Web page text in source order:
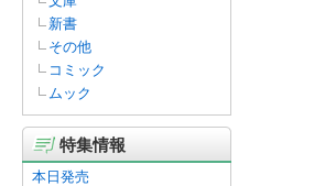
新書
その他
コミック
ムック
特集情報
本日発売